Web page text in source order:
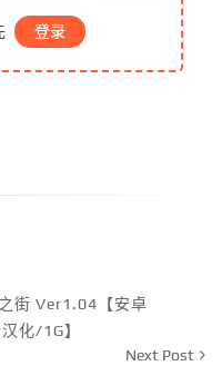
登录
街 Ver1.04【安卓
化/1G】
Next Post